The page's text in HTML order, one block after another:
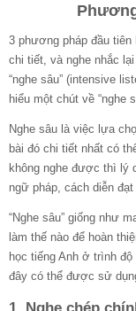
3 phương pháp đầu tiên
chi tiết, và nghe nhắc
“nghe sâu” (intensive
hiểu một chút về “nghe
Nghe sâu là việc lựa
bài đó chi tiết nhất có
không nghe được thì lý
ngữ pháp, cách diễn
“Nghe sâu” giống như
làm thế nào để hoàn
học tiếng Anh ở trình
đây có thể được sử